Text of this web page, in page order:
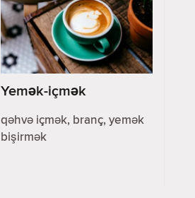
Yemək-içmək
qəhvə içmək, branç, yemək
bişirmək